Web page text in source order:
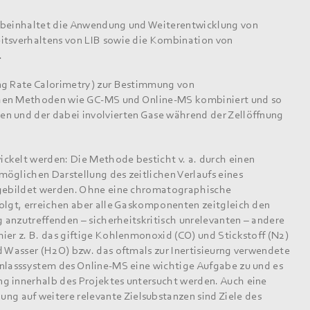
die Anwendung und Weiterentwicklung von
von LIB sowie die Kombination von
Rate Calorimetry) zur Bestimmung von
Methoden wie GC-MS und Online-MS kombiniert und so
und der dabei involvierten Gase während der Zellöffnung
werden: Die Methode besticht v. a. durch einen
Darstellung des zeitlichen Verlaufs eines
werden. Ohne eine chromatographische
erreichen aber alle Gaskomponenten zeitgleich den
– sicherheitskritisch unrelevanten – andere
z. B. das giftige Kohlenmonoxid (CO) und Stickstoff (N2)
(H2O) bzw. das oftmals zur Inertisieurng verwendete
des Online-MS eine wichtige Aufgabe zu und es
innerhalb des Projektes untersucht werden. Auch eine
auf weitere relevante Zielsubstanzen sind Ziele des